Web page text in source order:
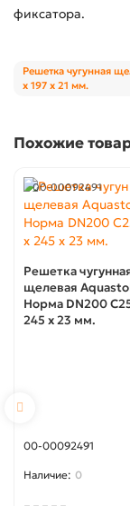
фиксатора.
Решетка чугунная
х 197 х 21 мм.
Похожие
00-00092491
Решетка
щелевая
Норма DN200
245 х 23 мм.
00-00092491
0